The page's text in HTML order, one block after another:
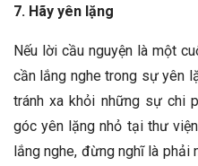
7. Hãy yên lặng
Nếu lời cầu nguyện là một
cần lắng nghe trong sự yên
tránh xa khỏi những sự chi
góc yên lặng nhỏ tại thư
lắng nghe, đừng nghĩ là phải